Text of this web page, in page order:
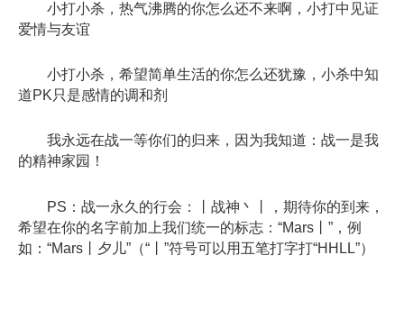
小打小杀，热气沸腾的你怎么还不来啊，小打中见证
爱情与友谊
小打小杀，希望简单生活的你怎么还犹豫，小杀中知
道PK只是感情的调和剂
我永远在战一等你们的归来，因为我知道：战一是我
的精神家园！
PS：战一永久的行会：丨战神丶丨，期待你的到来，
希望在你的名字前加上我们统一的标志：“Mars丨”，例
如：“Mars丨夕儿”（“丨”符号可以用五笔打字打“HHLL”）